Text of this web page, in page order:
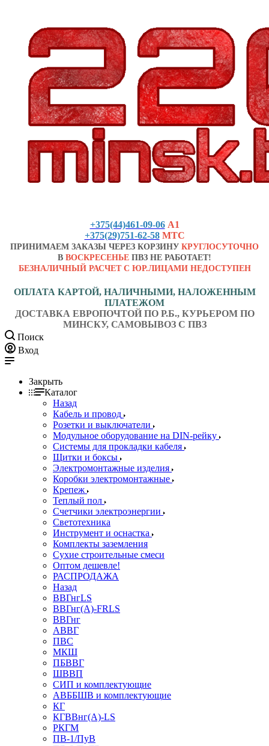
+375(44)461-09-06 А1
+375(29)751-62-58 МТС
ПРИНИМАЕМ ЗАКАЗЫ ЧЕРЕЗ КОРЗИНУ КРУГЛОСУТОЧНО
В ВОСКРЕСЕНЬЕ ПВЗ НЕ РАБОТАЕТ!
БЕЗНАЛИЧНЫЙ РАСЧЕТ С ЮР.ЛИЦАМИ НЕДОСТУПЕН
ОПЛАТА КАРТОЙ, НАЛИЧНЫМИ, НАЛОЖЕННЫМ
ПЛАТЕЖОМ
ДОСТАВКА ЕВРОПОЧТОЙ ПО Р.Б., КУРЬЕРОМ ПО
МИНСКУ, САМОВЫВОЗ С ПВЗ
Поиск
Вход
Закрыть
Каталог
Назад
Кабель и провод
Розетки и выключатели
Модульное оборудование на DIN-рейку
Системы для прокладки кабеля
Щитки и боксы
Электромонтажные изделия
Коробки электромонтажные
Крепеж
Теплый пол
Счетчики электроэнергии
Светотехника
Инструмент и оснастка
Комплекты заземления
Сухие строительные смеси
Оптом дешевле!
РАСПРОДАЖА
Назад
ВВГнгLS
ВВГнг(А)-FRLS
ВВГнг
АВВГ
ПВС
МКШ
ПБВВГ
ШВВП
СИП и комплектующие
АВББШВ и комплектующие
КГ
КГВВнг(А)-LS
РКГМ
ПВ-1/ПуВ